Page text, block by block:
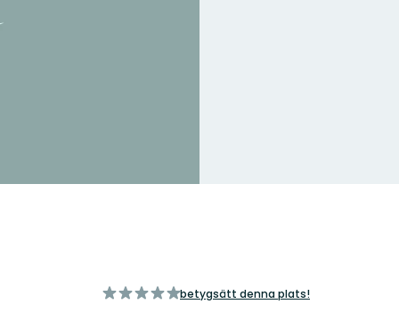
av
betygsätt denna plats!